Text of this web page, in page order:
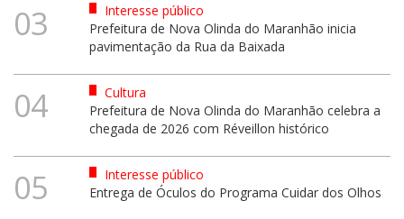
03
Interesse público
Prefeitura de Nova Olinda do Maranhão inicia
pavimentação da Rua da Baixada
04
Cultura
Prefeitura de Nova Olinda do Maranhão celebra a
chegada de 2026 com Réveillon histórico
05
Interesse público
Entrega de Óculos do Programa Cuidar dos Olhos